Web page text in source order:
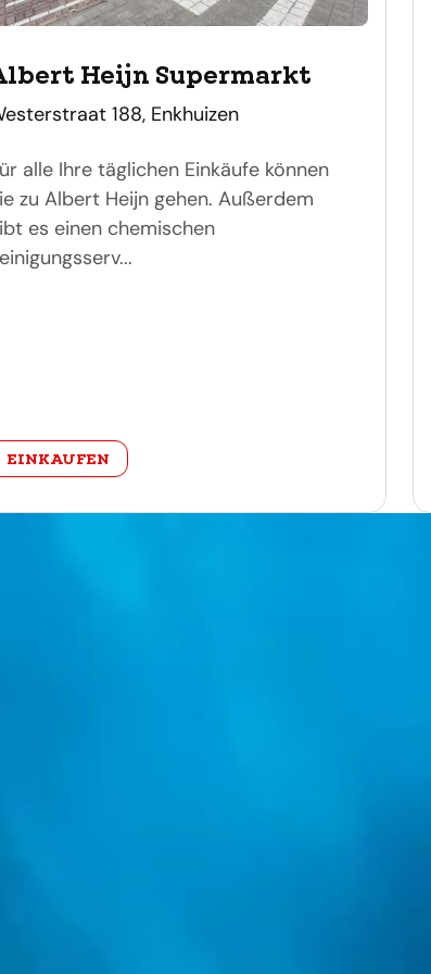
Heijn Supermarkt
188, Enkhuizen
alle Ihre täglichen Einkäufe können
zu Albert Heijn gehen. Außerdem
es einen chemischen
EINKAUFEN